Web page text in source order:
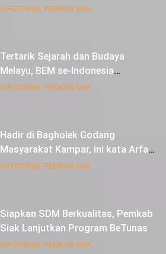
INFOTORIAL PEMKAB SIAK
Tertarik Sejarah dan Budaya
Melayu, BEM se-Indonesia
Berkunjung ke Kabupaten Siak
INFOTORIAL PEMKAB SIAK
Hadir di Bagholek Godang
Masyarakat Kampar, ini kata Arfan
Usman
INFOTORIAL PEMKAB SIAK
Siapkan SDM Berkualitas, Pemkab
Siak Lanjutkan Program BeTunas
INFOTORIAL PEMKAB SIAK